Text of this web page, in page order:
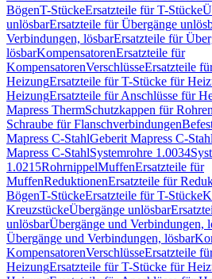
BögenT-StückeErsatzteile für T-Stücke
unlösbarErsatzteile für Übergänge
Verbindungen, lösbarErsatzteile für
lösbarKompensatorenErsatzteile für
KompensatorenVerschlüsseErsatzteile
HeizungErsatzteile für T-Stücke für
HeizungErsatzteile für Anschlüsse für
Mapress ThermSchutzkappen für
Schraube für Flanschverbindungen
Mapress C-StahlGeberit Mapress C-Stahl
Mapress C-StahlSystemrohre 1.0034
1.0215RohrnippelMuffenErsatzteile für
MuffenReduktionenErsatzteile für
BögenT-StückeErsatzteile für T-Stücke
KreuzstückeÜbergänge unlösbar
unlösbarÜbergänge und Verbindungen,
Übergänge und Verbindungen, lösbar
KompensatorenVerschlüsseErsatzteile
HeizungErsatzteile für T-Stücke für